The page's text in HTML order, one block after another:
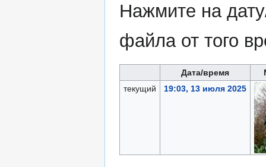
Нажмите на
файла от того
Дата/время
текущий
19:03, 13 июля 2025